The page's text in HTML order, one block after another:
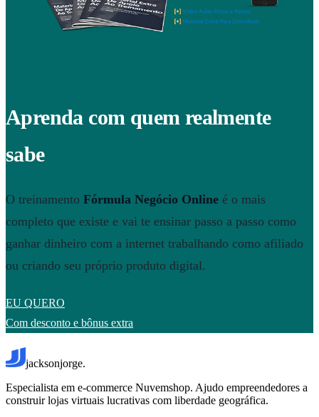
Aprenda com quem realmente
sabe
O treinamento Fórmula Negócio Online é o mais
completo que existe e vai te ensinar passo a passo como
ganhar dinheiro com a internet trabalhando como afiliado
ou criando seu próprio produto digital.
EU QUERO
Com desconto e bônus extra
jacksonjorge.
Especialista em e-commerce Nuvemshop. Ajudo empreendedores a
construir lojas virtuais lucrativas com liberdade geográfica.